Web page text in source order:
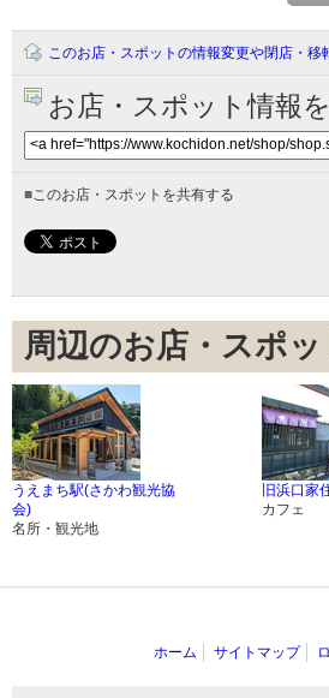
このお店・スポットの情報変更や閉店・移
お店・スポット情報
■ このお店・スポットを共有する
周辺のお店・スポッ
うえまち駅(さかわ観光協
会)
名所・観光地
旧浜口家
カフェ
ホーム サイトマップ